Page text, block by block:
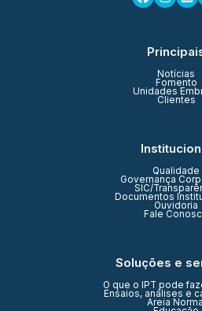
Notícias
Fomento
Unidades
Clientes
Qualidade
Governança
SIC/
Documentos
Ouvidoria
Fale
Soluções e
O que o IPT pode
Ensaios, análises e
Areia Normal